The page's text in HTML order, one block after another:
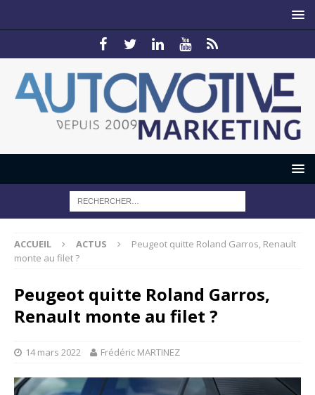
ACCUEIL ACTUS
Peugeot quitte Roland Garros, Renault
monte au filet ?
Peugeot quitte Roland Garros,
Renault monte au filet ?
14 mars 2022 Frédéric MARTINEZ